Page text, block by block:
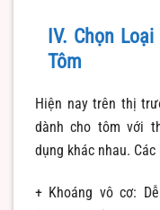
IV. Chọn
Tôm
Hiện nay trên thị
dành cho tôm với
dụng khác nhau.
+ Khoáng vô cơ: